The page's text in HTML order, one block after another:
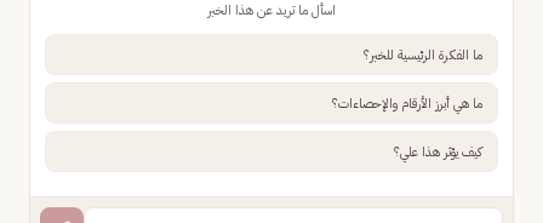
اسأل ما تريد عن هذا الخبر
ما الفكرة الرئيسية للخبر؟
ما هي أبرز الأرقام والإحصاءات؟
كيف يؤثر هذا علي؟